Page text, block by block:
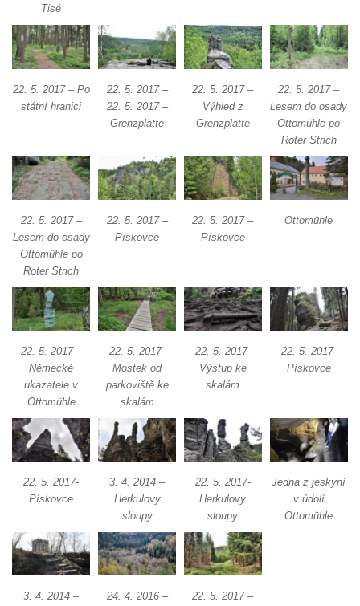
Lipová / Sohland – Lipová
Na Pravčárnu
Tisé
22. 5. 2017 – Po
státní hranici
22. 5. 2017 –
22. 5. 2017 –
Grenzplatte
22. 5. 2017 –
Výhled z
Grenzplatte
22. 5. 2017 –
Lesem do osady
Ottomühle po
Roter Strich
22. 5. 2017 –
Lesem do osady
Ottomühle po
Roter Strich
22. 5. 2017 –
Pískovce
22. 5. 2017 –
Pískovce
Ottomühle
22. 5. 2017 –
Německé
ukazatele v
Ottomühle
22. 5. 2017-
Mostek od
parkoviště ke
skalám
22. 5. 2017-
Výstup ke
skalám
22. 5. 2017-
Pískovce
22. 5. 2017-
Pískovce
3. 4. 2014 –
Herkulovy
sloupy
22. 5. 2017-
Herkulovy
sloupy
Jedna z jeskyní
v údolí
Ottomühle
3. 4. 2014 –
24. 4. 2016 –
22. 5. 2017 –